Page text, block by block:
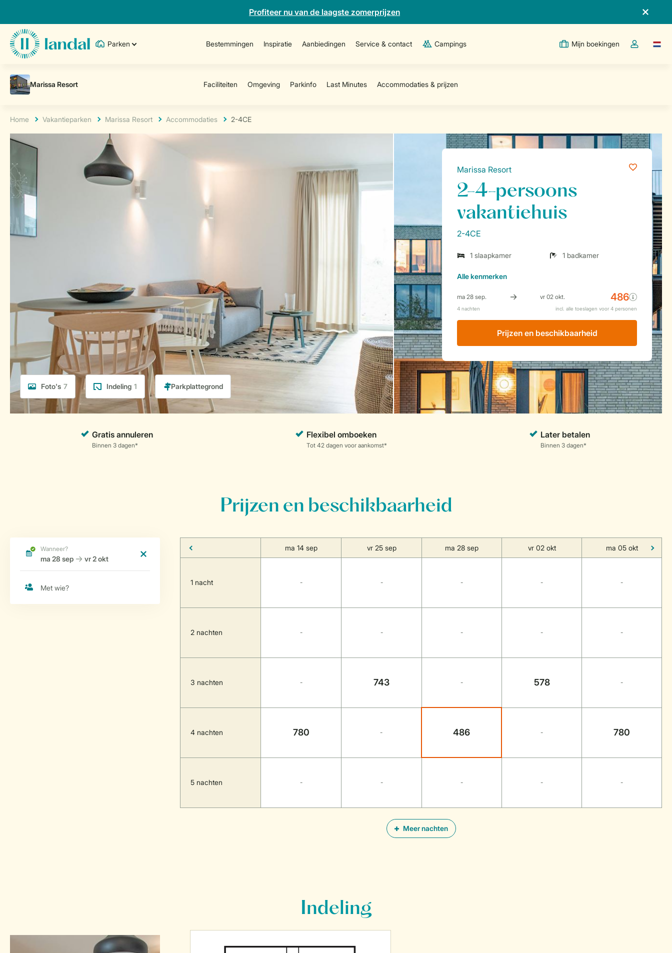
Profiteer nu van de laagste zomerprijzen
Parken Bestemmingen Inspiratie Aanbiedingen Service & contact Campings Mijn boekingen
Open deTaal
Home Vakantieparken Marissa Resort Accommodaties 2-4CE
Foto's 7 Indeling 1
Marissa Resort
2-4-persoons
vakantiehuis
2-4CE
1 slaapkamer 1 badkamer
Allekenmerken
Prijzen en beschikbaarheid
Prijzen en beschikbaarheid
Meer nachten
ma 14 sep vr 25 sep ma 28 sep vr 02 okt ma 05 okt
1 nacht - - - - -
2 nachten - - - - -
3 nachten - 743 - 578 -
4 nachten 780 - 486 - 780
5 nachten - - - - -
Indeling